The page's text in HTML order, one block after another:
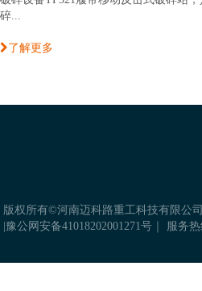
碎...
了解更多
版权所有©河南迈科路重工科技有限公
|豫公网安备41018202001271号 ｜ 服务